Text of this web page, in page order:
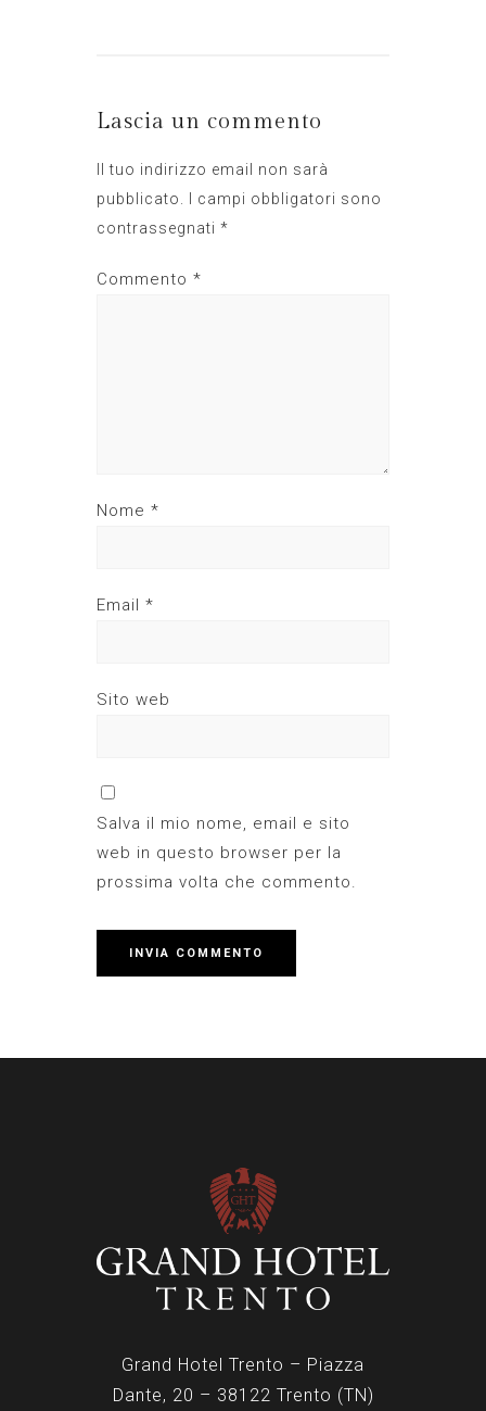
Lascia un commento
Il tuo indirizzo email non sarà
pubblicato.
I campi obbligatori sono
contrassegnati *
Commento *
Nome *
Email *
Sito web
Salva il mio nome, email e sito
web in questo browser per la
prossima volta che commento.
Grand Hotel Trento – Piazza
Dante, 20 – 38122 Trento (TN)